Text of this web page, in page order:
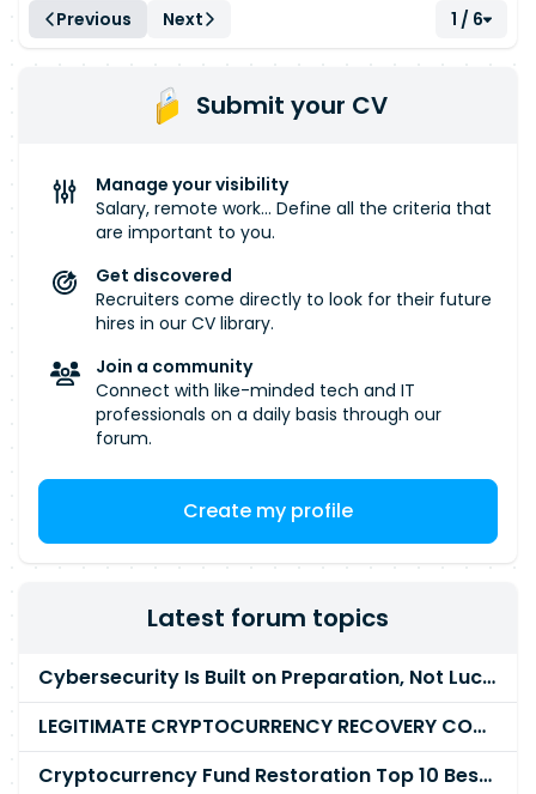
gestion technique de bâtiments. Elle constitue le
données en temps réel. Environnement
technique - Java,Spring Boot, Spring Data -
InfluxDB, Spring Cloud, Kafka Connect, Oracle
Database, PL/SQL, AWS Lambda, SQS, SNS,
Ansible, Docker, Spark Enjeux et missions En tant
que Lead Developer Data Streaming, vous
prendrez en charge le pilotage technique des
sujets suivants : - Les problématiques de
throughput, optimisation de la latence - La
tolérance aux pannes et la reprise sur incident -
La cohérence des données et la supervision de
architectures event-driven et aux systèmes
distribués - L'orientation technique de l'équipe
sur ces sujets
Previous Next 1 / 6
Submit your CV
Manage your visibility
Salary, remote work... Define all the criteria that
are important to you.
Get discovered
Recruiters come directly to look for their future
hires in our CV library.
Join a community
Connect with like-minded tech and IT
professionals on a daily basis through our
forum.
Create my profile
Latest forum topics
Cybersecurity Is Built on Preparation, Not LuckK
LEGITIMATE CRYPTOCURRENCY RECOVERY COMPANY IN THE WORLD - PYRAMID HACK SOLUTION
Cryptocurrency Fund Restoration Top 10 Best & Unrivaled Certified Cryptocurrency Recovery Agency